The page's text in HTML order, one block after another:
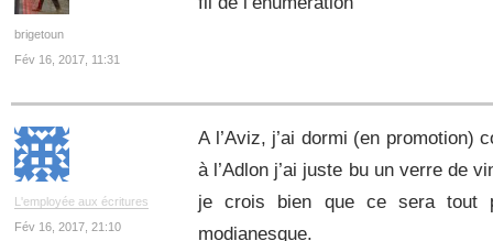
brigetoun
Fév 16, 2017, 11:31
L'employée aux écritures
Fév 16, 2017, 21:10
A l’Aviz, j’ai dormi (en promotion)
à l’Adlon j’ai juste bu un verre de
je crois bien que ce sera tout
modianesque.